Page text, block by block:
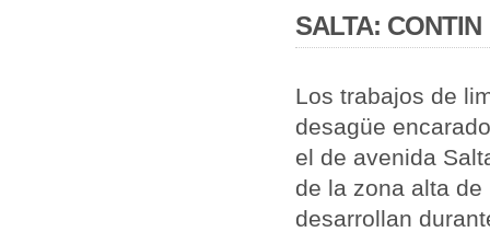
SALTA: CONTIN
Los trabajos de
desagüe
el de avenida
de la zona alta
desarrollan